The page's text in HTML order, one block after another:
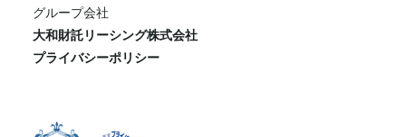
グループ会社
大和財託リーシング株式会社
プライバシーポリシー